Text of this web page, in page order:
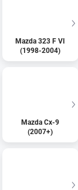
Mazda 323 F VI
(1998-2004)
Mazda Cx-9
(2007+)